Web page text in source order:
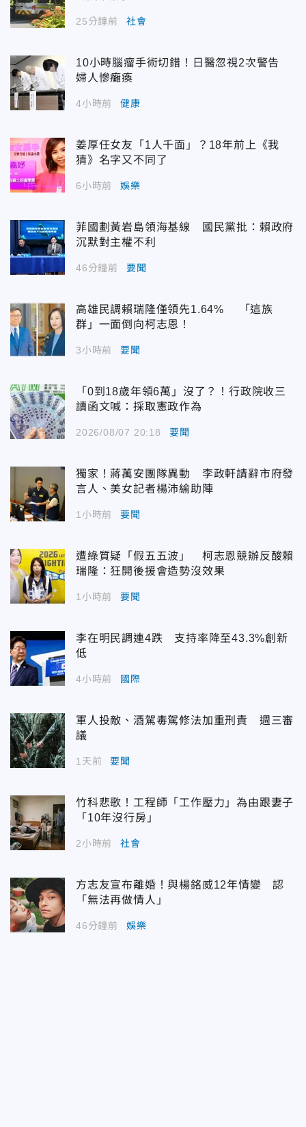
25分鐘前 社會
10小時腦瘤手術切錯！日醫忽視2次警告
婦人慘癱瘓
4小時前 健康
姜厚任女友「1人千面」？18年前上《我
猜》名字又不同了
6小時前 娛樂
菲國劃黃岩島領海基線 國民黨批：賴政府
沉默對主權不利
46分鐘前 要聞
高雄民調賴瑞隆僅領先1.64% 「這族
群」一面倒向柯志恩！
3小時前 要聞
「0到18歲年領6萬」沒了？！行政院收三
讀函文喊：採取憲政作為
2026/08/07 20:18 要聞
獨家！蔣萬安團隊異動 李政軒請辭市府發
言人、美女記者楊沛緰助陣
1小時前 要聞
遭綠質疑「假五五波」 柯志恩競辦反酸賴
瑞隆：狂開後援會造勢沒效果
1小時前 要聞
李在明民調連4跌 支持率降至43.3%創新
低
4小時前 國際
軍人投敵、酒駕毒駕修法加重刑責 週三審
議
1天前 要聞
竹科悲歌！工程師「工作壓力」為由跟妻子
「10年沒行房」
2小時前 社會
方志友宣布離婚！與楊銘威12年情變 認
「無法再做情人」
46分鐘前 娛樂